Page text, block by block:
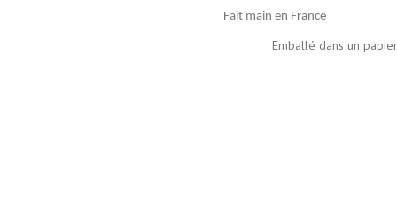
Fait main en France
Emballé dans un papier de soie coloré